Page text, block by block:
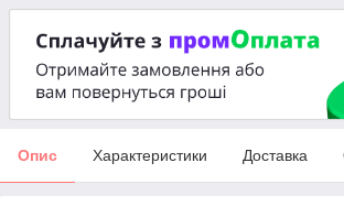
Опис Характеристики Доставка